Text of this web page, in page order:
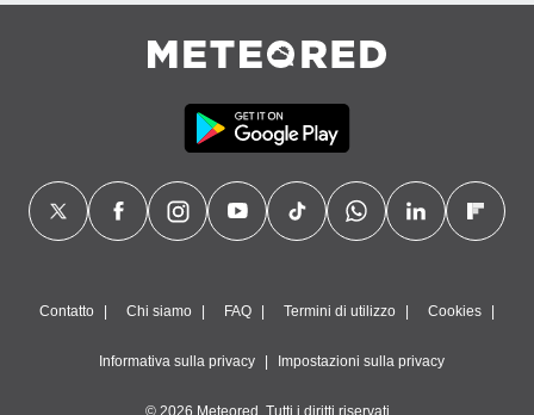
Contatto Chi siamo FAQ Termini di utilizzo Cookies
Informativa sulla privacy Impostazioni sulla privacy
© 2026 Meteored. Tutti i diritti riservati